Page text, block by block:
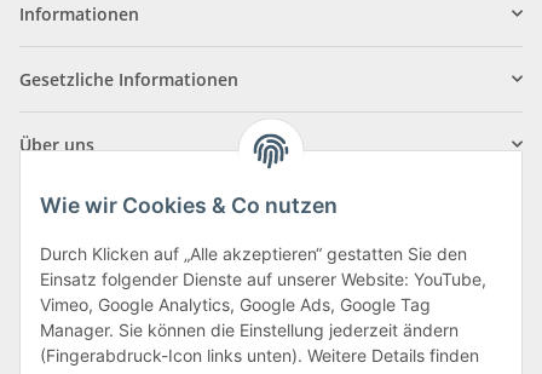
Informationen
Gesetzliche Informationen
Über uns
Klagenfurter Straße 29
9556 Liebenfels
Wie wir Cookies & Co nutzen
Durch Klicken auf „Alle akzeptieren“ gestatten Sie den
Einsatz folgender Dienste auf unserer Website: YouTube,
Vimeo, Google Analytics, Google Ads, Google Tag
Manager. Sie können die Einstellung jederzeit ändern
(Fingerabdruck-Icon links unten). Weitere Details finden